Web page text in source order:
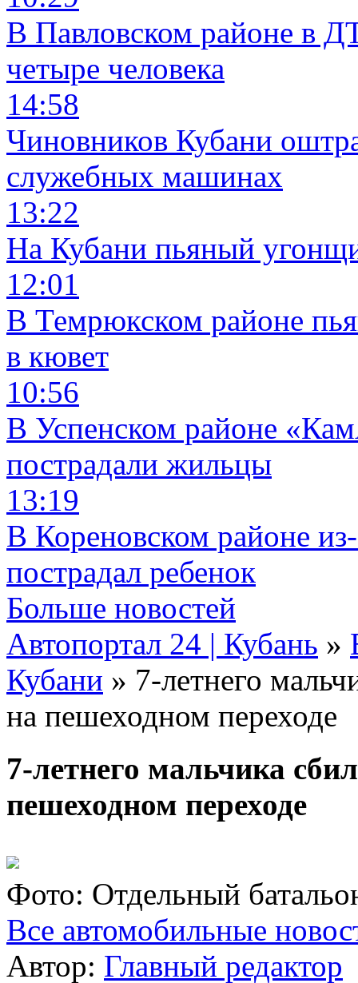
В Павловском районе в
четыре человека
14:58
Чиновников Кубани
служебных машинах
13:22
На Кубани пьяный
12:01
В Темрюкском районе
в кювет
10:56
В Успенском районе
пострадали жильцы
13:19
В Кореновском районе
пострадал ребенок
Больше новостей
Автопортал 24 | Кубань »
Кубани » 7-летнего
на пешеходном переходе
7-летнего мальчика
пешеходном переходе
Фото: Отдельный
Все автомобильные
Автор: Главный редактор